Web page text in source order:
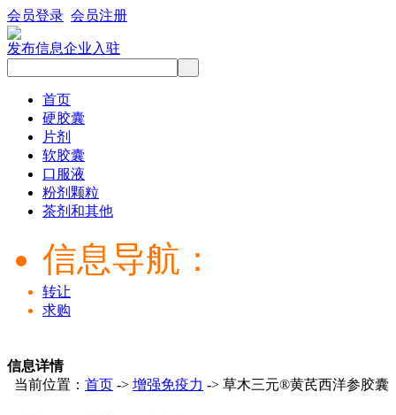
会员登录 会员注册
发布信息企业入驻
首页
硬胶囊
片剂
软胶囊
口服液
粉剂颗粒
茶剂和其他
信息导航：
转让
求购
信息详情
当前位置： 首页 -> 增强免疫力 -> 草木三元®黄芪西洋参胶囊